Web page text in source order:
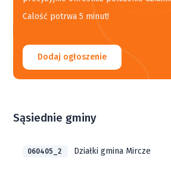
Calość potrwa 5 minut!
Dodaj ogłoszenie
Sąsiednie gminy
060405_2 Działki gmina Mircze